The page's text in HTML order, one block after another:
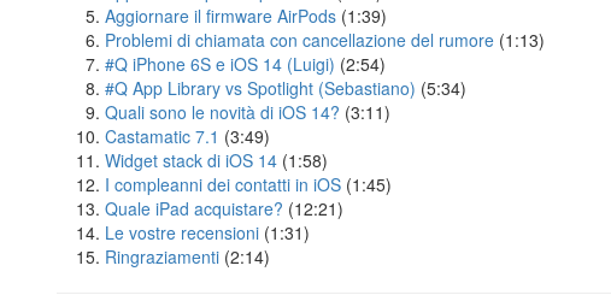
Aggiornare il firmware AirPods (1:39)
Problemi di chiamata con cancellazione del rumore (1:13)
#Q iPhone 6S e iOS 14 (Luigi) (2:54)
#Q App Library vs Spotlight (Sebastiano) (5:34)
Quali sono le novità di iOS 14? (3:11)
Castamatic 7.1 (3:49)
Widget stack di iOS 14 (1:58)
I compleanni dei contatti in iOS (1:45)
Quale iPad acquistare? (12:21)
Le vostre recensioni (1:31)
Ringraziamenti (2:14)